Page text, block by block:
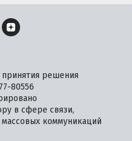
решения
80556
в сфере связи,
коммуникаций